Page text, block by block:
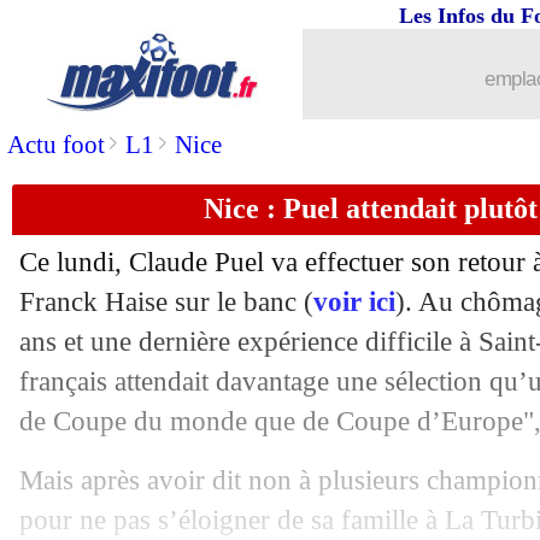
Actu foot> L1 > Nice
Les Infos du
Nice : Puel attendait plutôt
Ce lundi, Claude Puel va effectuer son retour
Franck Haise sur le banc (voir ici). Au
ans et une dernière expérience difficile à
français attendait davantage une sélection
de Coupe du monde que de Coupe
Mais après avoir dit non à plusieurs
pour ne pas s’éloigner de sa famille à La
: Gouiri n'ira pas à Galatasaray
29/12 Nice: Puel en réflexion pour le
29/12 PSG: le meilleur à son poste, Vitinha
29/12 Nice: un contrat court, Puel clair
29/12 Divers : Andy Carroll au tribunal
29/12 Algérie: Madjer motive Mahrez
Milan : Nkunku, un avenir relancé ?